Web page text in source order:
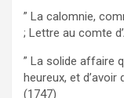
” La calomnie,
; Lettre au comte
” La solide affaire
heureux, et d’avoir
(1747)